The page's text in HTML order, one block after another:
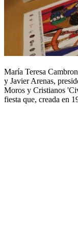
María Teresa
y Javier Arenas,
Moros y Cristianos
fiesta que, creada en